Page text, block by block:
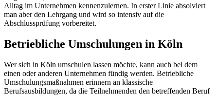
Alltag im Unternehmen kennenzulernen. In erster Linie absolviert
man aber den Lehrgang und wird so intensiv auf die
Abschlussprüfung vorbereitet.
Betriebliche Umschulungen in Köln
Wer sich in Köln umschulen lassen möchte, kann auch bei dem
einen oder anderen Unternehmen fündig werden. Betriebliche
Umschulungsmaßnahmen erinnern an klassische
Berufsausbildungen, da die Teilnehmenden den betreffenden Beruf